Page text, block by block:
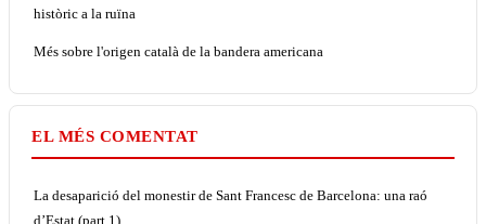
històric a la ruïna
Més sobre l'origen català de la bandera americana
EL MÉS COMENTAT
La desaparició del monestir de Sant Francesc de Barcelona: una raó
d’Estat (part 1)